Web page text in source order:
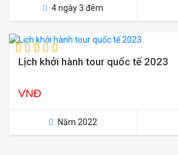
4 ngày 3 đêm
Lịch khởi hành tour quốc tế 2023
VNĐ
Năm 2022